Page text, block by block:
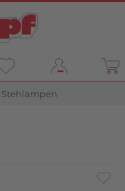
Stehlampen